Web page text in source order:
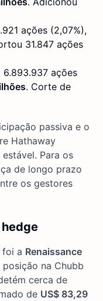
ações (2,07%),
31.847 ações
6.893.937 ações
. Corte de
passiva e o
Hathaway
Para os
de longo prazo
os gestores
foi a Renaissance
posição na Chubb
cerca de
de US$ 83,29